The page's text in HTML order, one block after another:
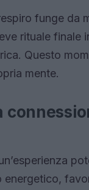
funge da
rituale finale
Questo
mente.